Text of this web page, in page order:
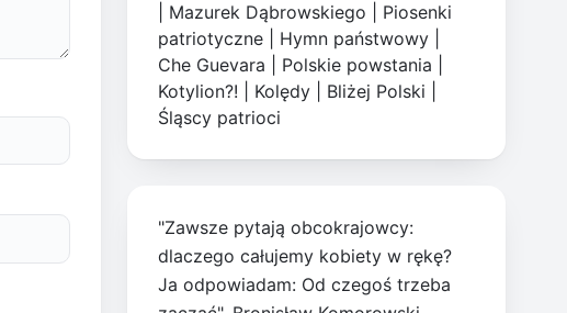
Mazurek Dąbrowskiego
Piosenki
patriotyczne
Hymn państwowy
Che Guevara
Polskie powstania
Kotylion?!
Kolędy Bliżej Polski
Śląscy patrioci
"Zawsze pytają obcokrajowcy:
dlaczego całujemy kobiety w rękę?
Ja odpowiadam: Od czegoś trzeba